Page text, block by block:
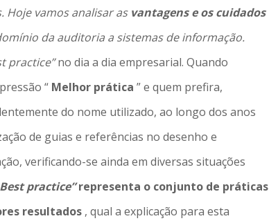
Hoje vamos analisar as vantagens e os cuidados
da auditoria a sistemas de informação.
practice”no dia a dia empresarial. Quando
“ Melhor prática ” e quem prefira,
do nome utilizado, ao longo dos anos
de guias e referências no desenho e
verificando-se ainda em diversas situações
Best practice”representa o conjunto de práticas
resultados , qual a explicação para esta